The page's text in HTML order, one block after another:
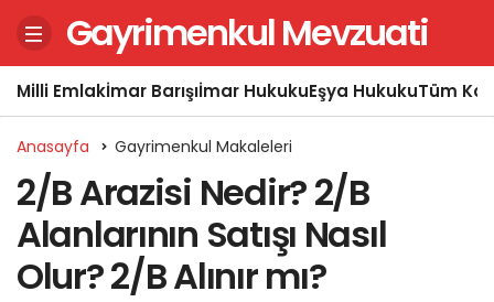
Gayrimenkul Mevzuati
Milli Emlakİmar Barışıİmar HukukuEşya HukukuTüm
Anasayfa Gayrimenkul Makaleleri
2/B Arazisi Nedir? 2/B
Alanlarının Satışı Nasıl
Olur? 2/B Alınır mı?